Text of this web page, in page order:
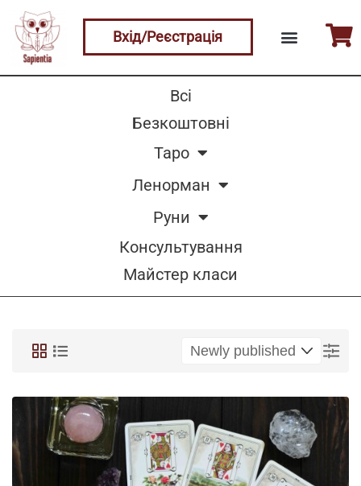
Вхід/Реєстрація
Всі
Безкоштовні
Таро
Ленорман
Руни
Консультування
Майстер класи